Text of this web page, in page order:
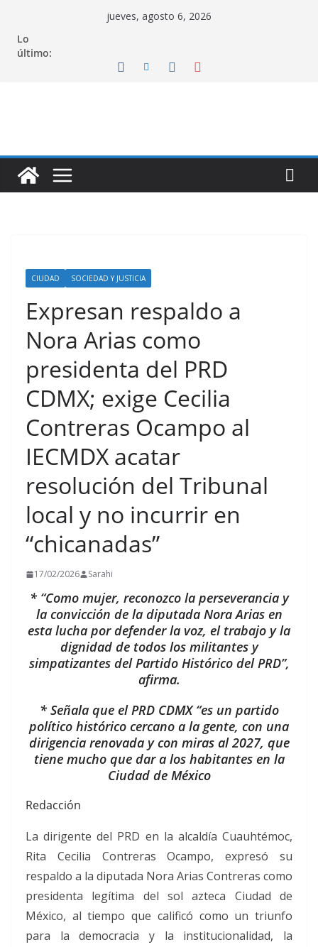
contenido
jueves, agosto 6, 2026
Lo
último:
CIUDAD SOCIEDAD Y JUSTICIA
Expresan respaldo a
Nora Arias como
presidenta del PRD
CDMX; exige Cecilia
Contreras Ocampo al
IECMDX acatar
resolución del Tribunal
local y no incurrir en
“chicanadas”
17/02/2026 Sarahi
* “Como mujer, reconozco la perseverancia y
la convicción de la diputada Nora Arias en
esta lucha por defender la voz, el trabajo y la
dignidad de todos los militantes y
simpatizantes del Partido Histórico del PRD”,
afirma.
* Señala que el PRD CDMX “es un partido
político histórico cercano a la gente, con una
dirigencia renovada y con miras al 2027, que
tiene mucho que dar a los habitantes en la
Ciudad de México
Redacción
La dirigente del PRD en la alcaldía Cuauhtémoc,
Rita Cecilia Contreras Ocampo, expresó su
respaldo a la diputada Nora Arias Contreras como
presidenta legítima del sol azteca Ciudad de
México, al tiempo que calificó como un triunfo
para la democracia y la institucionalidad, la